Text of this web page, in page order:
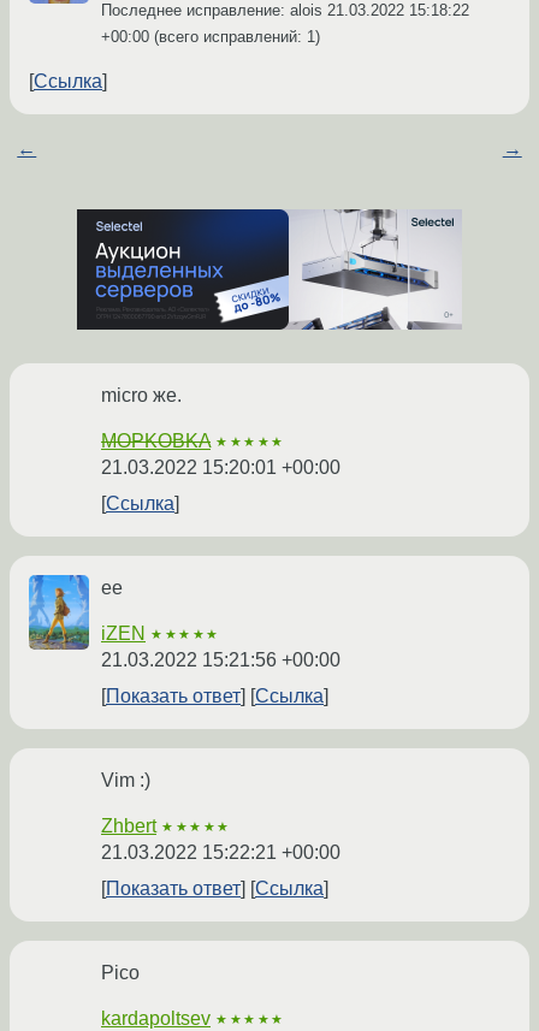
Последнее исправление: alois 21.03.2022 15:18:22
+00:00 (всего исправлений: 1)
Ссылка
← →
micro же.
MOPKOBKA ★★★★★
21.03.2022 15:20:01 +00:00
Ссылка
ee
iZEN ★★★★★
21.03.2022 15:21:56 +00:00
Показать ответ
Ссылка
Vim :)
Zhbert ★★★★★
21.03.2022 15:22:21 +00:00
Показать ответ
Ссылка
Pico
kardapoltsev ★★★★★